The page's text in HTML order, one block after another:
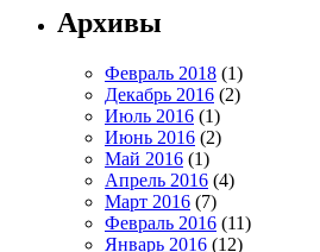
Архивы
Февраль 2018 (1)
Декабрь 2016 (2)
Июль 2016 (1)
Июнь 2016 (2)
Май 2016 (1)
Апрель 2016 (4)
Март 2016 (7)
Февраль 2016 (11)
Январь 2016 (12)